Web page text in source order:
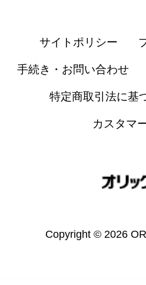
サイトポリシー
手続き・お問い合わせ
特定商取引法に基
カスタマ
Copyright © 2026